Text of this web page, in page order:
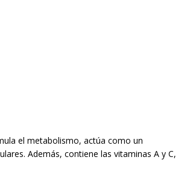
el metabolismo, actúa como un
Además, contiene las vitaminas A y C,